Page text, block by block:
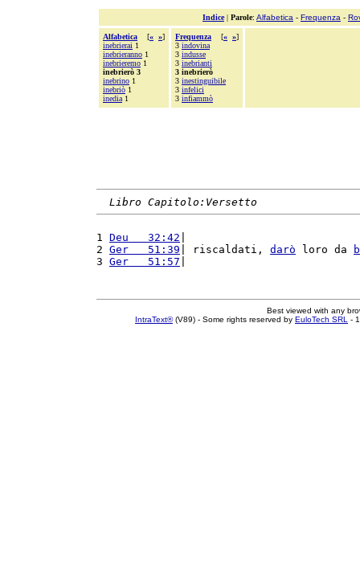
Indice| Parole: Alfabetica - Frequenza -
Alfabetica [« »]
inebrierai 1
inebrieranno 1
inebrieremo 1
inebrierò 3
inebrino 1
inebriò 1
inedia 1
Frequenza [« »]
3 indovina
3 indusse
3 inebrianti
3 inebrierò
3 inestinguibile
3 infelici
3 infiammò
Libro Capitolo:Versetto
1 Deu   32:42
2 Ger   51:39 | riscaldati, darò loro da
3 Ger   51:57
Best viewed with any
IntraText®(V89) - Some rights reserved by EuloTech SRL -